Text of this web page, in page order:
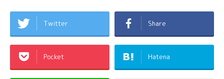
Twitter Share
Pocket Hatena